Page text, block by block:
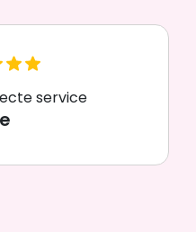
service